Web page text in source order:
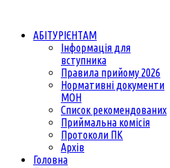
АБІТУРІЄНТАМ
Інформація для
вступника
Правила прийому 2026
Нормативні документи
МОН
Список рекомендованих
Приймальна комісія
Протоколи ПК
Архів
Головна